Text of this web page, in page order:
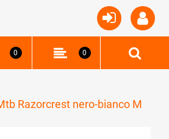
0 0
Razorcrest nero-bianco M